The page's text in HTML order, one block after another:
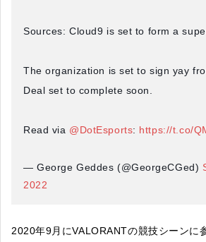
Sources: Cloud9 is set to form a
The organization is set to sign yay
Deal set to complete soon.
Read via @DotEsports: https://t.co/
— George Geddes (@GeorgeCGed)
2022
2020年9月にVALORANTの競技シーンに